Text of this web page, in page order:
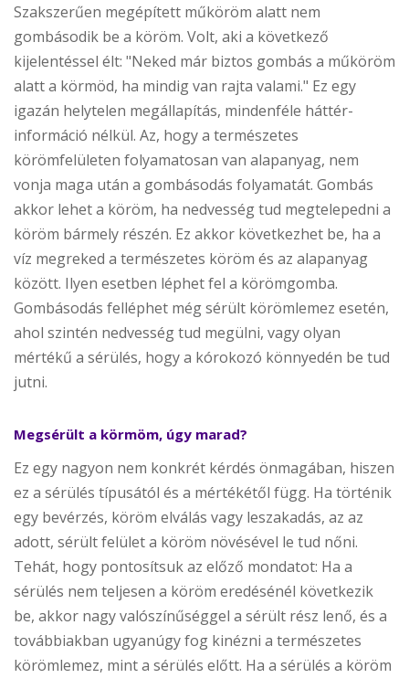
Szakszerűen megépített műköröm alatt nem
gombásodik be a köröm. Volt, aki a következő
kijelentéssel élt: "Neked már biztos gombás a műköröm
alatt a körmöd, ha mindig van rajta valami." Ez egy
igazán helytelen megállapítás, mindenféle háttér-
információ nélkül. Az, hogy a természetes
körömfelületen folyamatosan van alapanyag, nem
vonja maga után a gombásodás folyamatát. Gombás
akkor lehet a köröm, ha nedvesség tud megtelepedni a
köröm bármely részén. Ez akkor következhet be, ha a
víz megreked a természetes köröm és az alapanyag
között. Ilyen esetben léphet fel a körömgomba.
Gombásodás felléphet még sérült körömlemez esetén,
ahol szintén nedvesség tud megülni, vagy olyan
mértékű a sérülés, hogy a kórokozó könnyedén be tud
jutni.
Megsérült a körmöm, úgy marad?
Ez egy nagyon nem konkrét kérdés önmagában, hiszen
ez a sérülés típusától és a mértékétől függ. Ha történik
egy bevérzés, köröm elválás vagy leszakadás, az az
adott, sérült felület a köröm növésével le tud nőni.
Tehát, hogy pontosítsuk az előző mondatot: Ha a
sérülés nem teljesen a köröm eredésénél következik
be, akkor nagy valószínűséggel a sérült rész lenő, és a
továbbiakban ugyanúgy fog kinézni a természetes
körömlemez, mint a sérülés előtt. Ha a sérülés a köröm